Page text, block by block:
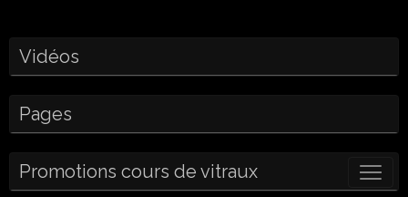
Vidéos
Pages
Promotions cours de vitraux